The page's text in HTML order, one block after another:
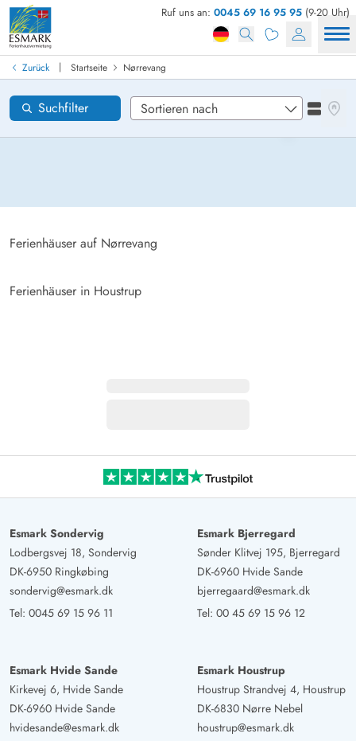
Ruf uns an: 0045 69 16 95 95 (9-20 Uhr)
Zurück | Startseite Nørrevang
Nørrevang
Ferienhäuser auf Nørrevang
Ferienhäuser in Houstrup
Suchfilter
Ferienhaus in Dänemark finden
Anreise
Gebiete
Esmark Sondervig
Lodbergsvej 18, Sondervig
DK-6950 Ringkøbing
sondervig@esmark.dk
Tel: 0045 69 15 96 11
Esmark Bjerregard
Sønder Klitvej 195, Bjerregard
DK-6960 Hvide Sande
bjerregaard@esmark.dk
Tel: 00 45 69 15 96 12
Esmark Hvide Sande
Kirkevej 6, Hvide Sande
DK-6960 Hvide Sande
hvidesande@esmark.dk
Esmark Houstrup
Houstrup Strandvej 4, Houstrup
DK-6830 Nørre Nebel
houstrup@esmark.dk